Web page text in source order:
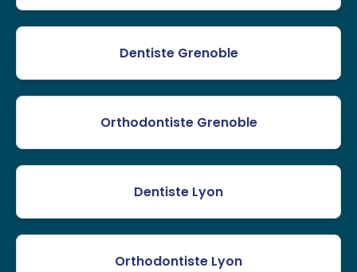
Dentiste Grenoble
Orthodontiste Grenoble
Dentiste Lyon
Orthodontiste Lyon